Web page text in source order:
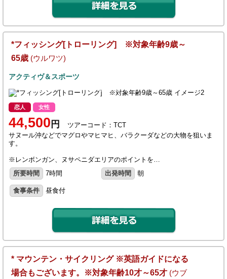
*フィッシング[トローリング] ※対象年齢9歳～
65歳 (ウルワツ)
アクティヴ＆スポーツ
恋人 女性
44,500 円
ツアーコード：TCT
サヌール沖などでマグロやマヒマヒ、バラクーダなどの大物を狙いま
す。
※レンボンガン、ヌサペニダエリアのポイントを…
所要時間
7時間 出発時間 朝
食事条件 昼食付
* マウンテン・サイクリング ※英語ガイドになる
場合もございます。※対象年齢10才～65才 (ウブ